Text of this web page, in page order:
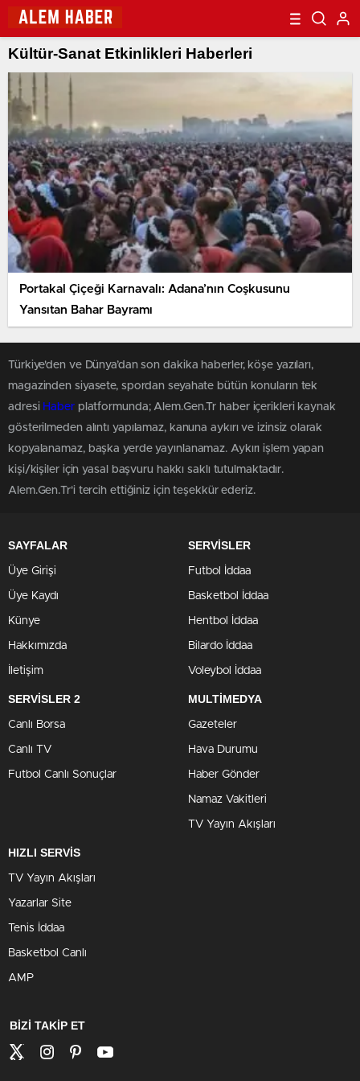
Kültür-Sanat Etkinlikleri Haberleri
Portakal Çiçeği Karnavalı: Adana’nın Coşkusunu
Yansıtan Bahar Bayramı
Türkiye'den ve Dünya’dan son dakika haberler, köşe yazıları,
magazinden siyasete, spordan seyahate bütün konuların tek
adresi Haberplatformunda; Alem.Gen.Tr haber içerikleri kaynak
gösterilmeden alıntı yapılamaz, kanuna aykırı ve izinsiz olarak
kopyalanamaz, başka yerde yayınlanamaz. Aykırı işlem yapan
kişi/kişiler için yasal başvuru hakkı saklı tutulmaktadır.
Alem.Gen.Tr'i tercih ettiğiniz için teşekkür ederiz.
SAYFALAR
Üye Girişi
Üye Kaydı
Künye
Hakkımızda
İletişim
SERVİSLER
Futbol İddaa
Basketbol İddaa
Hentbol İddaa
Bilardo İddaa
Voleybol İddaa
SERVİSLER 2
Canlı Borsa
Canlı TV
Futbol Canlı Sonuçlar
MULTİMEDYA
Gazeteler
Hava Durumu
Haber Gönder
Namaz Vakitleri
TV Yayın Akışları
HIZLI SERVİS
TV Yayın Akışları
Yazarlar Site
Tenis İddaa
Basketbol Canlı
AMP
BİZİ TAKİP ET